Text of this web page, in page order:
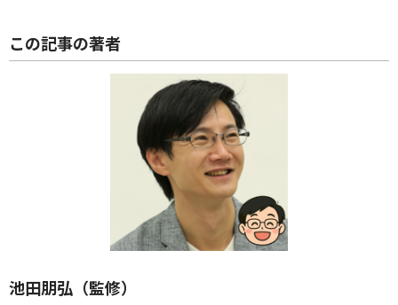
この記事の著者
池田朋弘（監修）